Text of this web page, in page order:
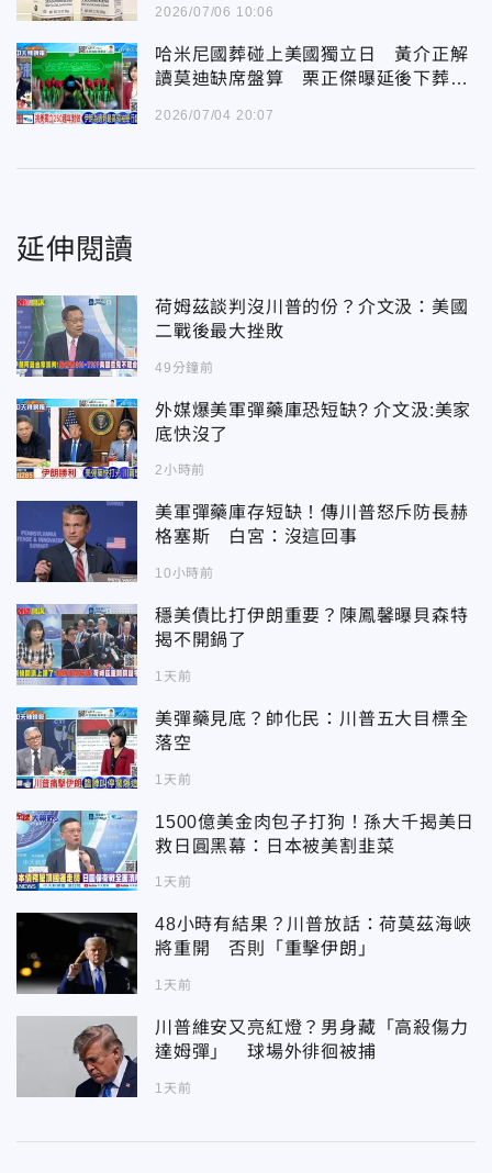
2026/07/06 10:06
哈米尼國葬碰上美國獨立日 黃介正解
讀莫迪缺席盤算 栗正傑曝延後下葬三
2026/07/04 20:07
延伸閱讀
荷姆茲談判沒川普的份？介文汲：美國
二戰後最大挫敗
49分鐘前
外媒爆美軍彈藥庫恐短缺? 介文汲:美家
底快沒了
2小時前
美軍彈藥庫存短缺！傳川普怒斥防長赫
格塞斯 白宮：沒這回事
10小時前
穩美債比打伊朗重要？陳鳳馨曝貝森特
揭不開鍋了
1天前
美彈藥見底？帥化民：川普五大目標全
落空
1天前
1500億美金肉包子打狗！孫大千揭美日
救日圓黑幕：日本被美割韭菜
1天前
48小時有結果？川普放話：荷莫茲海峽
將重開 否則「重擊伊朗」
1天前
川普維安又亮紅燈？男身藏「高殺傷力
達姆彈」 球場外徘徊被捕
1天前